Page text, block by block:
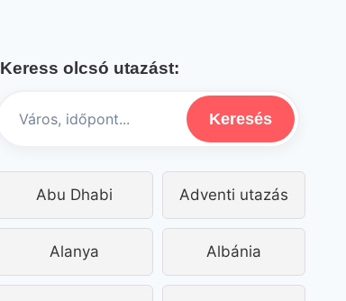
Keress olcsó utazást:
Keresés
Abu Dhabi Adventi utazás
Alanya Albánia